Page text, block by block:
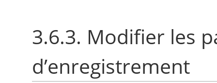
3.6.3. Modifier les
d’enregistrement